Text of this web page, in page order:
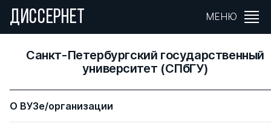
ДИССЕРНЕТ МЕНЮ
Санкт-Петербургский государственный
университет (СПбГУ)
О ВУЗе/организации